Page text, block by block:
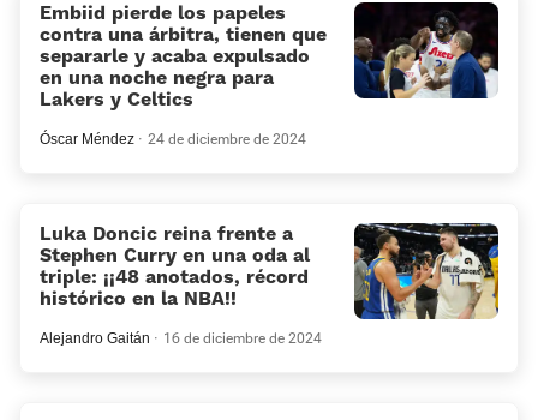
Embiid pierde los papeles
contra una árbitra, tienen que
separarle y acaba expulsado
en una noche negra para
Lakers y Celtics
Óscar Méndez 24 de diciembre de 2024
Luka Doncic reina frente a
Stephen Curry en una oda al
triple: ¡¡48 anotados, récord
histórico en la NBA!!
Alejandro Gaitán 16 de diciembre de 2024